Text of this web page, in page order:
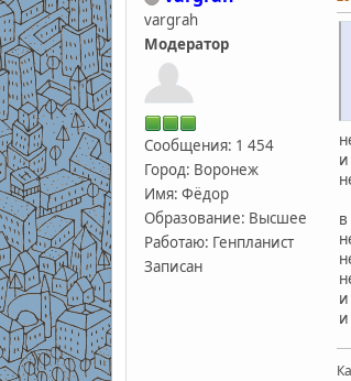
vargrah
Модератор
Сообщения: 1 454
Город: Воронеж
Имя: Фёдор
Образование: Высшее
Работаю: Генпланист
Записан